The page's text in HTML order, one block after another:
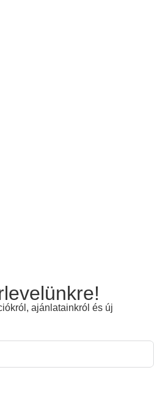
ajánlatainkról és új